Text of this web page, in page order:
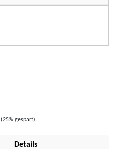
(25% gespart)
Details